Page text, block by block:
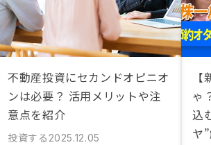
不動産投資にセカンドオピニオ
ンは必要？ 活用メリットや注
意点を紹介
投資する 2025.12.05
ゃ
込
ヤ